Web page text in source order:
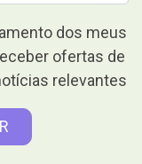
dos meus
ofertas de
relevantes